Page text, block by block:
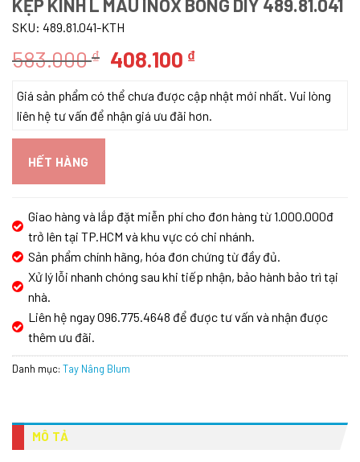
KẸP KÍNH L MÀU INOX BÓNG DIY 489.81.041
SKU: 489.81.041-KTH
583.000₫ Giá
là:
583.000 ₫.
408.100 ₫Giá
tại
là:
Giá sản phẩm có thể chưa được cập nhật mới nhất. Vui lòng
liên hệ tư vấn để nhận giá ưu đãi hơn.
HẾT HÀNG
Giao hàng và lắp đặt miễn phí cho đơn hàng từ 1.000.000đ
trở lên tại TP.HCM và khu vực có chi nhánh.
Sản phẩm chính hãng, hóa đơn chứng từ đầy đủ.
Xử lý lỗi nhanh chóng sau khi tiếp nhận, bảo hành bảo trì tại
nhà.
Liên hệ ngay 096.775.4648 để được tư vấn và nhận được
thêm ưu đãi.
Danh mục: Tay Nâng Blum
MÔ TẢ